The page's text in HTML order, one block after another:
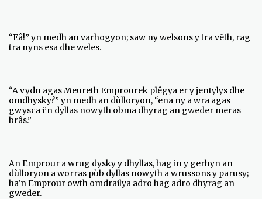
“Eâ!” yn medh an varhogyon; saw ny welsons y tra vëth, rag
tra nyns esa dhe weles.
“A vydn agas Meureth Emprourek plêgya er y jentylys dhe
omdhysky?” yn medh an dùlloryon, “ena ny a wra agas
gwysca i’n dyllas nowyth obma dhyrag an gweder meras
brâs.”
An Emprour a wrug dysky y dhyllas, hag in y gerhyn an
dùlloryon a worras pùb dyllas nowyth a wrussons y parusy;
ha’n Emprour owth omdrailya adro hag adro dhyrag an
gweder.